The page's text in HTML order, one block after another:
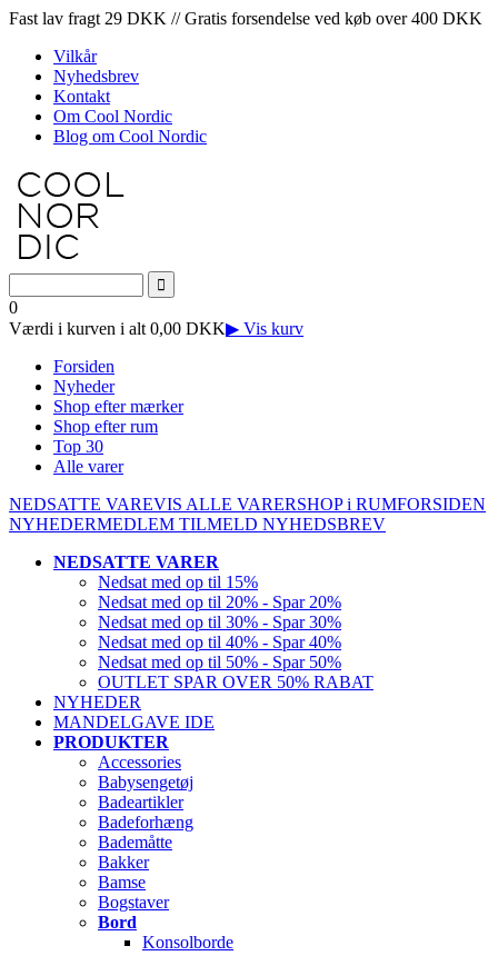
Fast lav fragt 29 DKK // Gratis forsendelse ved køb over 400 DKK
Vilkår
Nyhedsbrev
Kontakt
Om Cool Nordic
Blog om Cool Nordic
0
Værdi i kurven i alt 0,00 DKK▶ Vis kurv
Forsiden
Nyheder
Shop efter mærker
Shop efter rum
Top 30
Alle varer
NEDSATTE VAREVIS ALLE VARERSHOP i RUMFORSIDEN
NYHEDERMEDLEM TILMELD NYHEDSBREV
NEDSATTE VARER
Nedsat med op til 15%
Nedsat med op til 20% - Spar 20%
Nedsat med op til 30% - Spar 30%
Nedsat med op til 40% - Spar 40%
Nedsat med op til 50% - Spar 50%
OUTLET SPAR OVER 50% RABAT
NYHEDER
MANDELGAVE IDE
PRODUKTER
Accessories
Babysengetøj
Badeartikler
Badeforhæng
Bademåtte
Bakker
Bamse
Bogstaver
Bord
Konsolborde